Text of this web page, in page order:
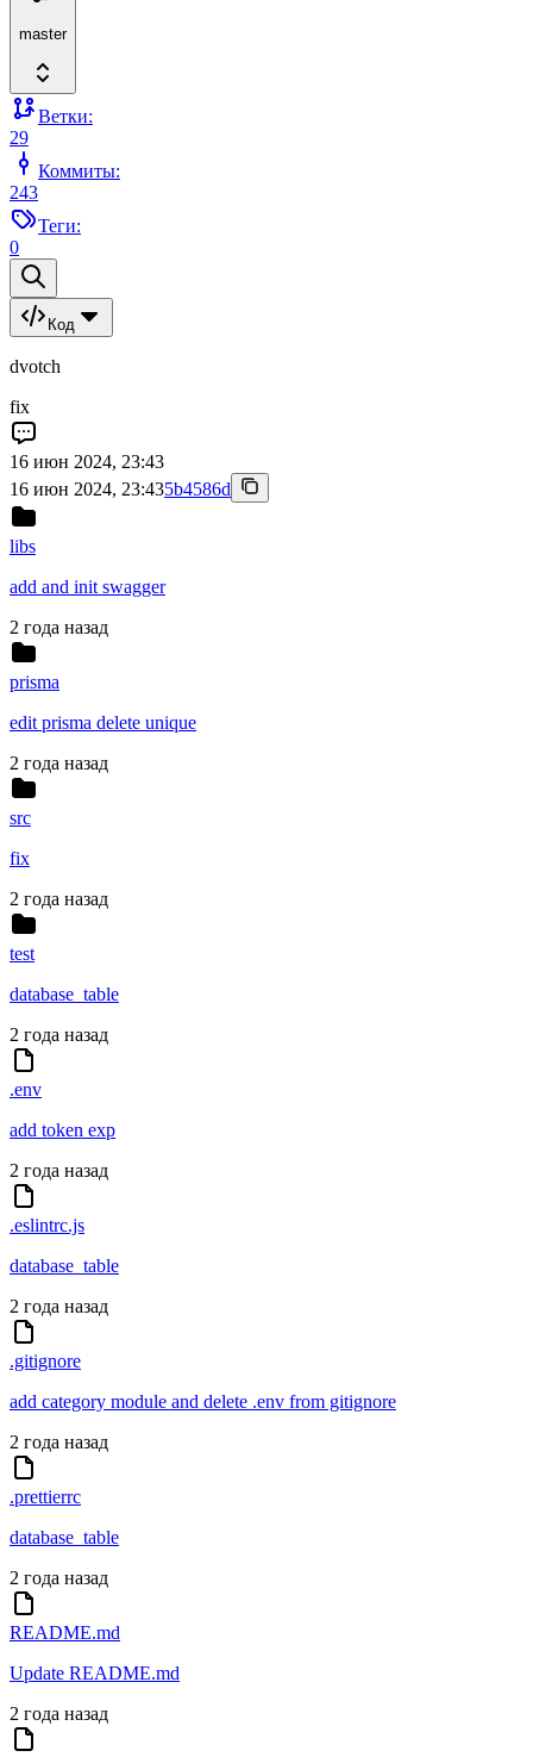
master
Ветки:
29
Коммиты:
243
Теги:
0
Код
dvotch
fix
16 июн 2024, 23:43
16 июн 2024, 23:435b4586d
libs
add and init swagger
2 года назад
prisma
edit prisma delete unique
2 года назад
src
fix
2 года назад
test
database_table
2 года назад
.env
add token exp
2 года назад
.eslintrc.js
database_table
2 года назад
.gitignore
add category module and delete .env from gitignore
2 года назад
.prettierrc
database_table
2 года назад
README.md
Update README.md
2 года назад